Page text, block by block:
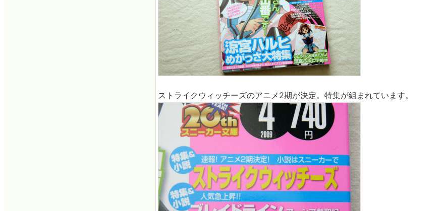
ストライクウィッチーズのアニメ2期が決定。特集が組まれています。